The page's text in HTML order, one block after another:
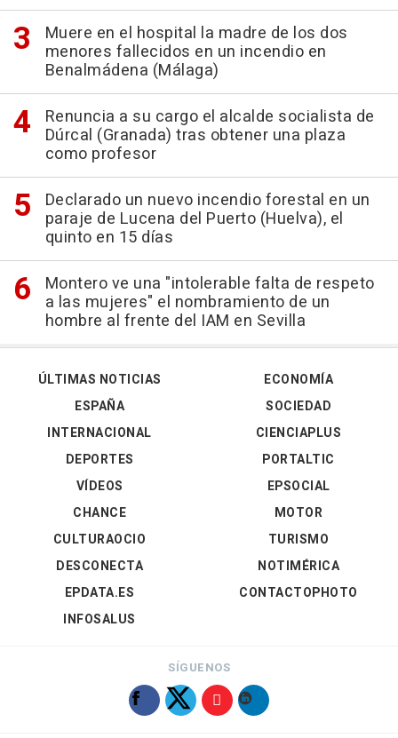
Muere en el hospital la madre de los dos
menores fallecidos en un incendio en
Benalmádena (Málaga)
Renuncia a su cargo el alcalde socialista de
Dúrcal (Granada) tras obtener una plaza
como profesor
Declarado un nuevo incendio forestal en un
paraje de Lucena del Puerto (Huelva), el
quinto en 15 días
Montero ve una "intolerable falta de respeto
a las mujeres" el nombramiento de un
hombre al frente del IAM en Sevilla
ÚLTIMAS NOTICIAS
ESPAÑA
INTERNACIONAL
DEPORTES
VÍDEOS
ECONOMÍA
SOCIEDAD
CIENCIAPLUS
PORTALTIC
EPSOCIAL
CHANCE
CULTURAOCIO
DESCONECTA
EPDATA.ES
INFOSALUS
MOTOR
TURISMO
NOTIMÉRICA
CONTACTOPHOTO
SÍGUENOS